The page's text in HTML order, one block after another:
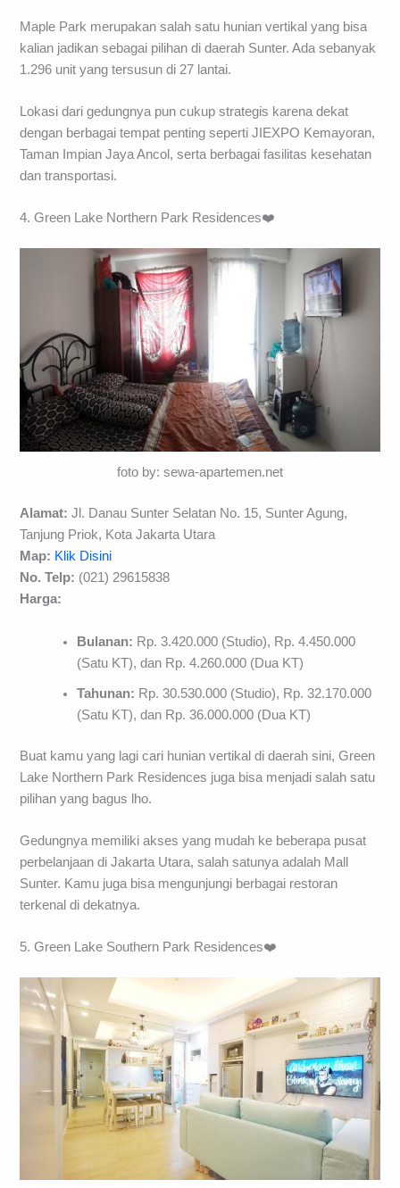
Maple Park merupakan salah satu hunian vertikal yang bisa
kalian jadikan sebagai pilihan di daerah Sunter. Ada sebanyak
1.296 unit yang tersusun di 27 lantai.
Lokasi dari gedungnya pun cukup strategis karena dekat
dengan berbagai tempat penting seperti JIEXPO Kemayoran,
Taman Impian Jaya Ancol, serta berbagai fasilitas kesehatan
dan transportasi.
4. Green Lake Northern Park Residences❤️
foto by: sewa-apartemen.net
Alamat:Jl. Danau Sunter Selatan No. 15, Sunter Agung,
Tanjung Priok, Kota Jakarta Utara
Map: Klik Disini
No. Telp: (021) 29615838
Harga:
Bulanan: Rp. 3.420.000 (Studio), Rp. 4.450.000
(Satu KT), dan Rp. 4.260.000 (Dua KT)
Tahunan: Rp. 30.530.000 (Studio), Rp. 32.170.000
(Satu KT), dan Rp. 36.000.000 (Dua KT)
Buat kamu yang lagi cari hunian vertikal di daerah sini, Green
Lake Northern Park Residences juga bisa menjadi salah satu
pilihan yang bagus lho.
Gedungnya memiliki akses yang mudah ke beberapa pusat
perbelanjaan di Jakarta Utara, salah satunya adalah Mall
Sunter. Kamu juga bisa mengunjungi berbagai restoran
terkenal di dekatnya.
5. Green Lake Southern Park Residences❤️